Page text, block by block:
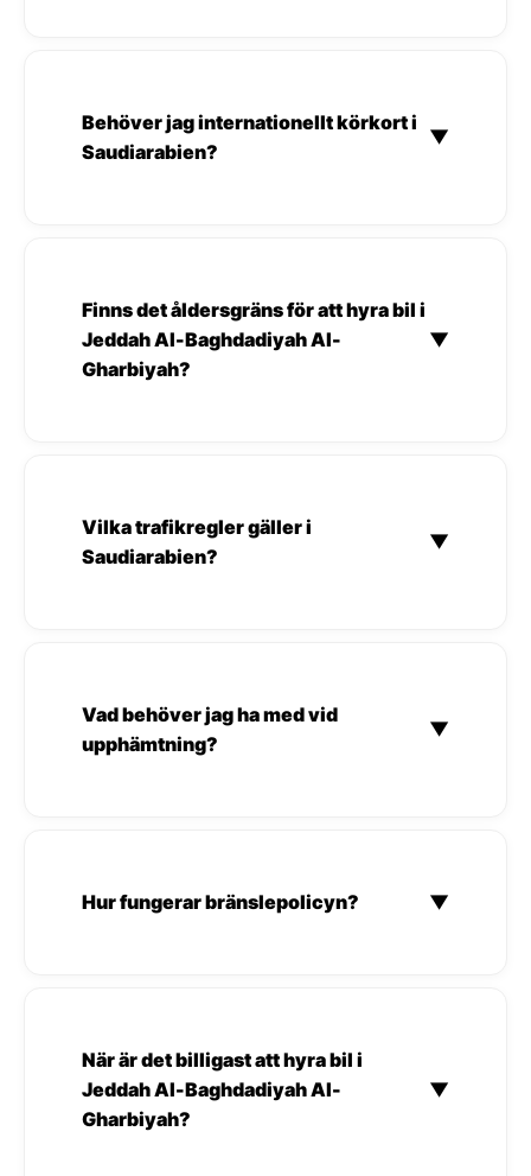
Behöver jag internationellt körkort i
Saudiarabien?
▼
Finns det åldersgräns för att hyra bil i
Jeddah Al-Baghdadiyah Al-
Gharbiyah?
▼
Vilka trafikregler gäller i
Saudiarabien?
▼
Vad behöver jag ha med vid
upphämtning?
▼
Hur fungerar bränslepolicyn? ▼
När är det billigast att hyra bil i
Jeddah Al-Baghdadiyah Al-
Gharbiyah?
▼